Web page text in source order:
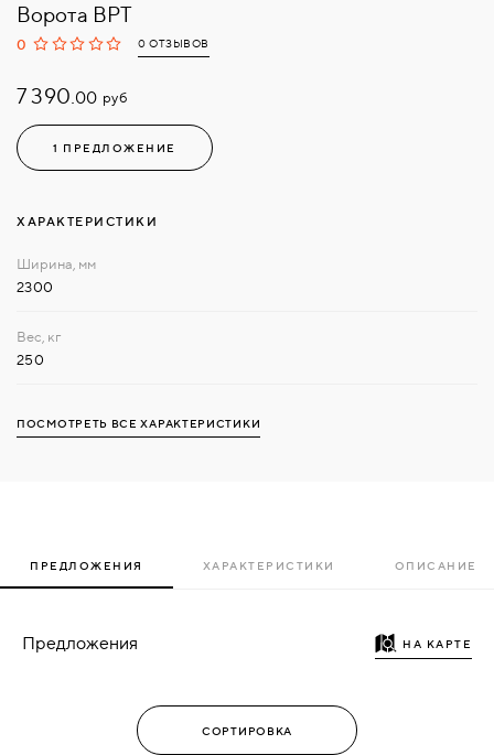
Ворота ВРТ
0 0 ОТЗЫВОВ
7 390.00 руб
1 ПРЕДЛОЖЕНИЕ
ХАРАКТЕРИСТИКИ
2300
250
ПОСМОТРЕТЬ ВСЕ ХАРАКТЕРИСТИКИ
ПРЕДЛОЖЕНИЯ ХАРАКТЕРИСТИКИ ОПИСАНИЕ
Предложения НА КАРТЕ